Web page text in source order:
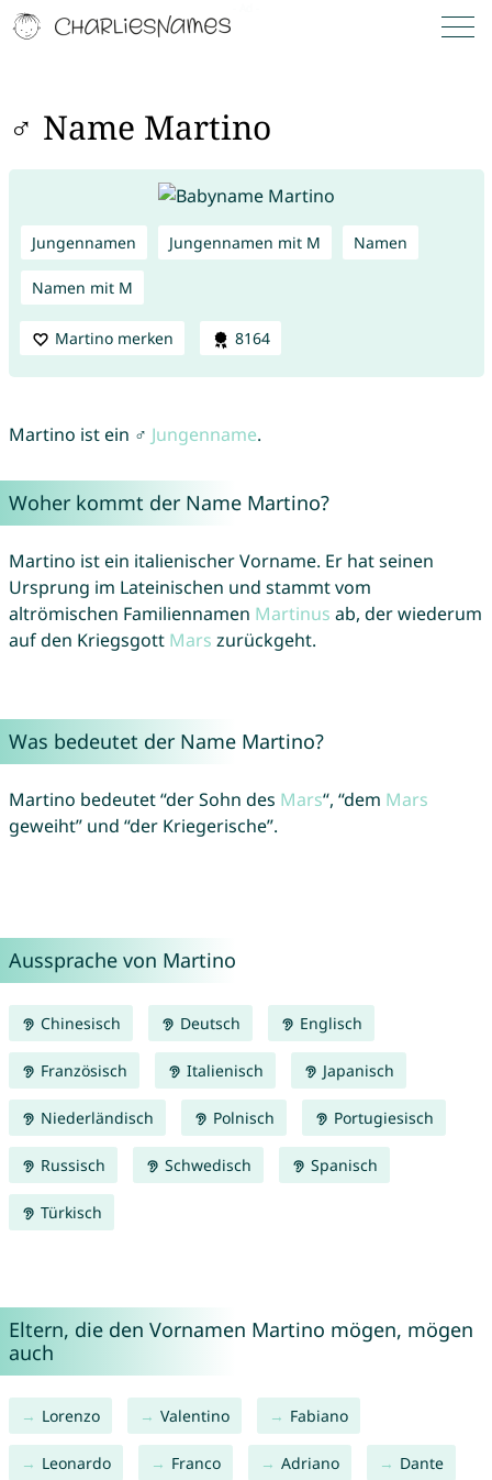
♂ Name Martino
Jungennamen Jungennamen mit M Namen
Namen mit M
Martino merken 8164
Martino ist ein ♂ Jungenname.
Woher kommt der Name Martino?
Martino ist ein italienischer Vorname. Er hat seinen
Ursprung im Lateinischen und stammt vom
altrömischen Familiennamen Martinus ab, der wiederum
auf den Kriegsgott Mars zurückgeht.
Was bedeutet der Name Martino?
Martino bedeutet “der Sohn des Mars“, “dem Mars
geweiht” und “der Kriegerische”.
Aussprache von Martino
Chinesisch Deutsch Englisch
Französisch Italienisch Japanisch
Niederländisch Polnisch Portugiesisch
Russisch Schwedisch Spanisch
Türkisch
Eltern, die den Vornamen Martino mögen, mögen
auch
Lorenzo Valentino Fabiano
Leonardo Franco Adriano Dante